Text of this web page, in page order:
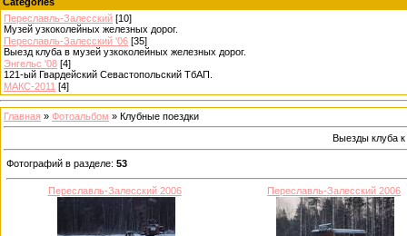
Переславль-Залесский [10]
Музей узкоколейных железных дорог.
Переславль-Залесский '06 [35]
Выезд клуба в музей узкоколейных железных дорог.
Энгельс '08 [4]
121-ый Гвардейский Севастопольский ТбАП.
МАКС-2011 [4]
Главная » Фотоальбом » Клубные поездки
Выезды клуба
Фотографий в разделе: 53
Переславль-Залесский 2006 Переславль-Залесский 2006